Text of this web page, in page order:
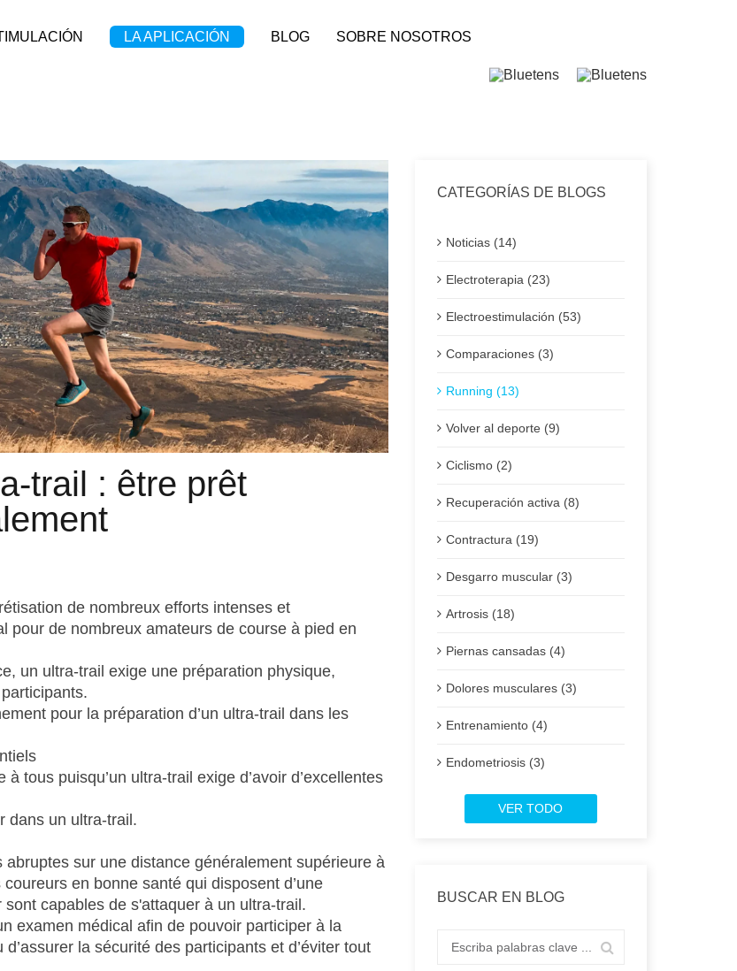
LA APLICACIÓN BLOG SOBRE NOSOTROS
physiquement et mentalement
trail : être prêt
de nombreux efforts intenses et
pour de nombreux amateurs de course à pied en
un ultra-trail exige une préparation physique,
pour la préparation d’un ultra-trail dans les
tous puisqu’un ultra-trail exige d’avoir d’excellentes
dans un ultra-trail.
sur une distance généralement supérieure à
en bonne santé qui disposent d’une
sont capables de s'attaquer à un ultra-trail.
examen médical afin de pouvoir participer à la
la sécurité des participants et d’éviter tout
CATEGORÍAS DE BLOGS
Noticias (14)
Electroterapia (23)
Electroestimulación (53)
Comparaciones (3)
Running (13)
Volver al deporte (9)
Ciclismo (2)
Recuperación activa (8)
Contractura (19)
Desgarro muscular (3)
Artrosis (18)
Piernas cansadas (4)
Dolores musculares (3)
Entrenamiento (4)
Endometriosis (3)
VER TODO
BUSCAR EN BLOG